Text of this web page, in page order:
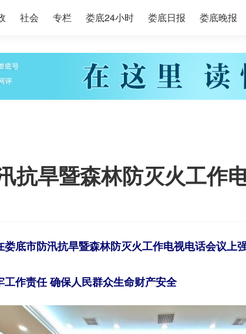
社会 专栏 娄底24小时 娄底日报 娄底晚报
抗旱暨森林防灭火工作
娄底市防汛抗旱暨森林防灭火工作电视电话会议上
工作责任 确保人民群众生命财产安全